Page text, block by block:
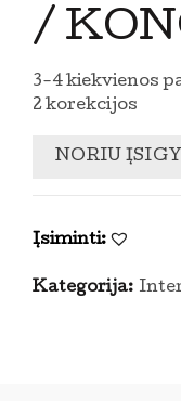
/
3-4 kiekvienos
2 korekcijos
NORIU
Įsiminti:
Kategorija: